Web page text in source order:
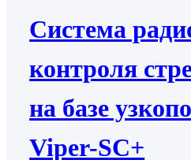
Система
контроля
на базе
Viper-SC+